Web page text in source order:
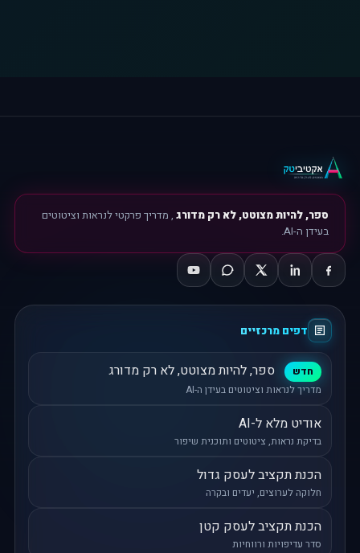
ספר, להיות מצוטט, לא רק מדורג , מדריך פרקטי לנראות וציטוטים
בעידן ה-AI.
דפים מרכזיים
חדש ספר, להיות מצוטט, לא רק מדורג
מדריך לנראות וציטוטים בעידן ה-AI
אודיט מלא ל-AI
בדיקת נראות, ציטוטים ותוכנית שיפור
הכנת תקציב לעסק גדול
חלוקה לערוצים, יעדים ובקרה
הכנת תקציב לעסק קטן
סדר עדיפויות ורווחיות